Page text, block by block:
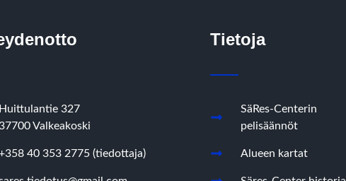
327
Valkeakoski
40 353 2775 (tiedottaja)
Tietoja
SäRes-Centerin
pelisäännöt
Alueen kartat